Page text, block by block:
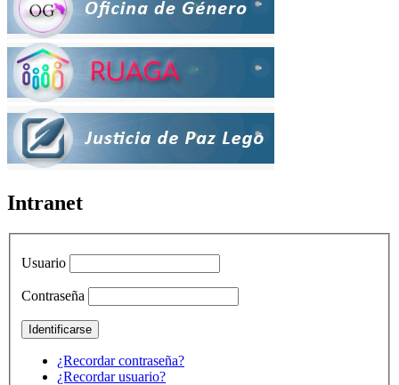
Intranet
Usuario
Contraseña
¿Recordar contraseña?
¿Recordar usuario?